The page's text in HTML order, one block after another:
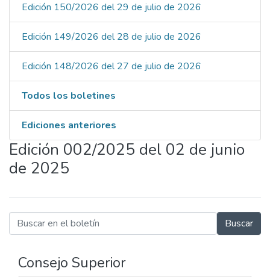
Edición 150/2026 del 29 de julio de 2026
Edición 149/2026 del 28 de julio de 2026
Edición 148/2026 del 27 de julio de 2026
Todos los boletines
Ediciones anteriores
Edición 002/2025 del 02 de junio
de 2025
Buscar
Consejo Superior